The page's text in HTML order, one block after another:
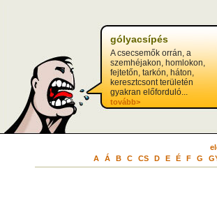
gólyacsípés
A csecsemők orrán, a
szemhéjakon, homlokon,
fejtetőn, tarkón, háton,
keresztcsont területén
gyakran előforduló...
tovább>
A Á B C CS D E É F G